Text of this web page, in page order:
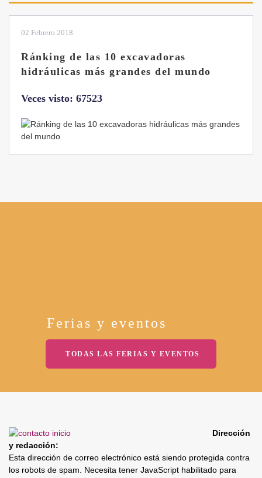
02 Febrero 2018
Ránking de las 10 excavadoras
hidráulicas más grandes del mundo
Veces visto: 67523
Ferias y eventos
TODAS LAS FERIAS Y EVENTOS
Dirección
y redacción:
Esta dirección de correo electrónico está siendo protegida contra
los robots de spam. Necesita tener JavaScript habilitado para